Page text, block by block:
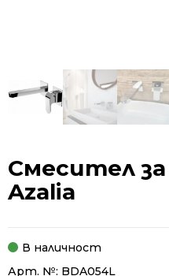
Смесител
Azalia
В наличност
Арт. №: BDA054L